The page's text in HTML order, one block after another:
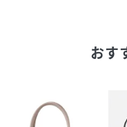
持ち
品番
おす